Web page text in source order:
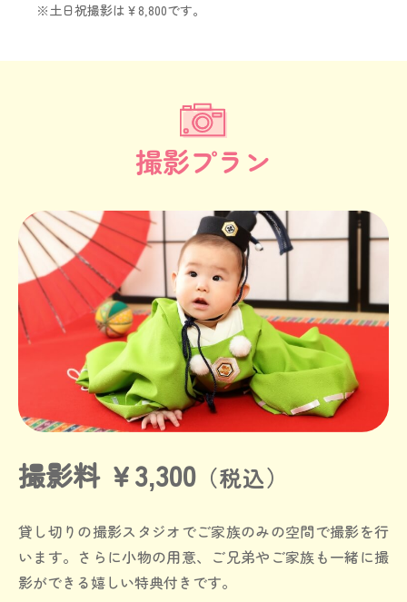
※土日祝撮影は￥8,800です。
撮影プラン
撮影料 ￥3,300 （税込）
貸し切りの撮影スタジオでご家族のみの空間で撮影を行
います。 さらに小物の用意、ご兄弟やご家族も一緒に撮
影ができる嬉しい特典付きです。